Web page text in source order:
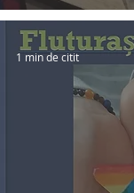
1 min de citit